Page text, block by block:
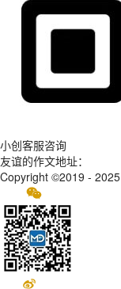
小创客服咨询
友谊的作文地址：
Copyright ©2019 - 2025